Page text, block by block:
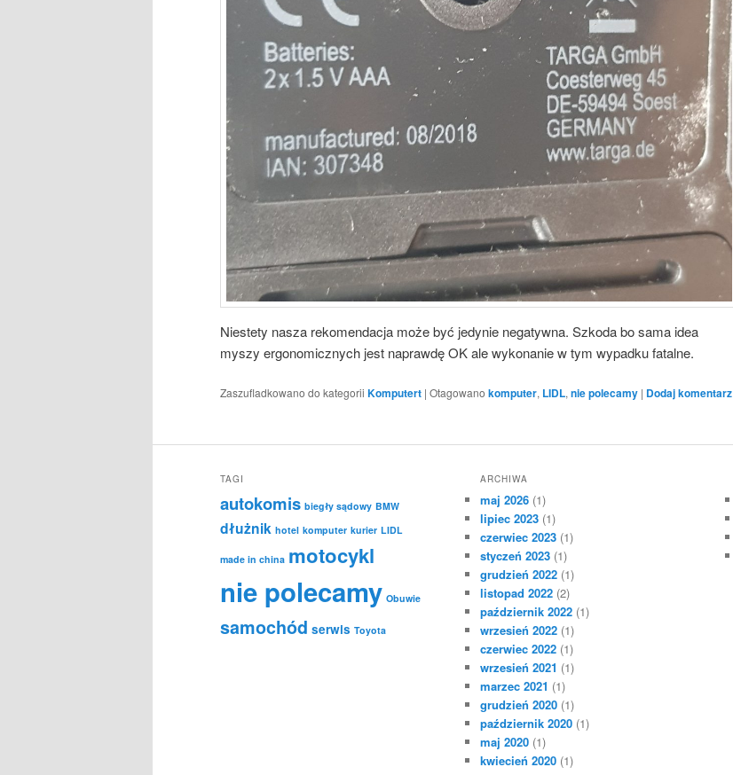
Niestety nasza rekomendacja może być jedynie negatywna. Szkoda bo sama idea
myszy ergonomicznych jest naprawdę OK ale wykonanie w tym wypadku fatalne.
Zaszufladkowano do kategorii Komputert | Otagowano komputer, LIDL,nie polecamy | Dodaj komentarz
TAGI
autokomis biegły sądowy BMW
dłużnik hotel komputer kurier LIDL
made in china motocykl
nie polecamy Obuwie
samochód serwis Toyota
ARCHIWA
maj 2026(1)
lipiec 2023(1)
czerwiec 2023(1)
styczeń 2023(1)
grudzień 2022(1)
listopad 2022(2)
październik 2022(1)
wrzesień 2022(1)
czerwiec 2022(1)
wrzesień 2021 (1)
marzec 2021 (1)
grudzień 2020(1)
październik 2020(1)
maj 2020(1)
kwiecień 2020(1)